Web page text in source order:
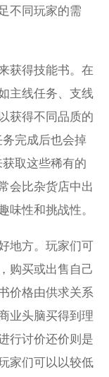
不同玩家的需
获得技能书。在
主线任务、支线
获得不同品质的
务完成后也会掉
取这些稀有的
会比杂货店中出
味性和挑战性。
地方。玩家们可
购买或出售自己
价格由供求关系
业头脑买得到理
行讨价还价则是
家们可以以较低